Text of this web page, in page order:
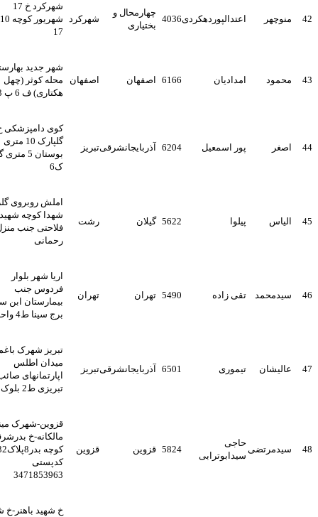
منوچهر اعتدالپوردهکردی4036
چهارمحال و
بختیاری
شهرکرد
شهرکرد خ 17
شهریور کوچه 10 پ
محمود امدادیان 6166 اصفهان اصفهان
شهر جدید بهارستان
محله کوثر (چهل
هکتاری) ف 6 پ 233
اصغر پور اسمعیل 6204 آذربایجانشرقیتبریز
کوی دامپزشکی خ
گلپارک 10 متری
بوستان 5 متری گلفام
الیاس 5622 گیلان رشت
املش روبروی گلزار
شهدا کوچه شهید
فلاحتی جنب منزل
رحمانی
سیدمحمد تقی زاده 5490 تهران تهران
اریا شهر بلوار
فردوس جنب
بیمارستان ابن سینا
برج سینا ط4 واحد19
عالیشان تیموری 6501 آذربایجانشرقیتبریز
تبریز شهرک باغمیشه
میدان اطلس
اپارتمانهای صائب
تبریزی ط2 بلوک3
سیدمرتضی
حاجی
سیدابوترابی
5824 قزوین قزوین
قزوین-شهرک مینودر-
مالکانه-خ بدرشرقی-
کوچه بدر8پلاک32
کدپستی
3471853963
خ شهید باهنر-خ شهید